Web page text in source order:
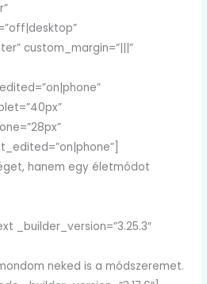
custom_margin=”|||”
hanem egy életmódot
_builder_version=”3.25.3″
neked is a módszeremet.